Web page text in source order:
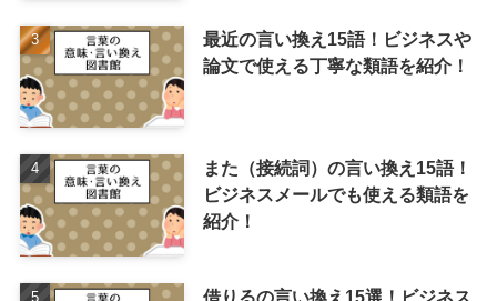
最近の言い換え15語！ビジネスや
論文で使える丁寧な類語を紹介！
また（接続詞）の言い換え15語！
ビジネスメールでも使える類語を
紹介！
借りるの言い換え15選！ビジネス